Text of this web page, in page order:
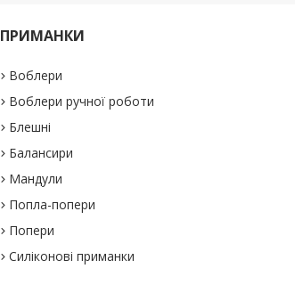
ПРИМАНКИ
Воблери
Воблери ручної роботи
Блешні
Балансири
Мандули
Попла-попери
Попери
Силіконові приманки